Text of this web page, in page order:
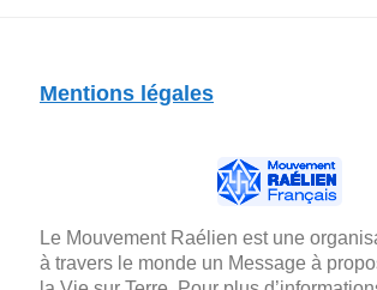
Mentions légales
Le Mouvement Raélien est une
à travers le monde un Message à